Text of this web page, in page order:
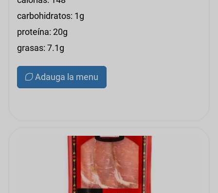
carbohidratos: 1g
proteína: 20g
grasas: 7.1g
Adauga la menu